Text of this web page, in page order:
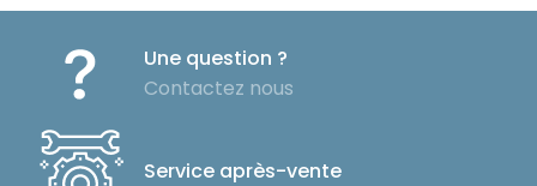
Une question ?
Contactez nous
Service après-vente